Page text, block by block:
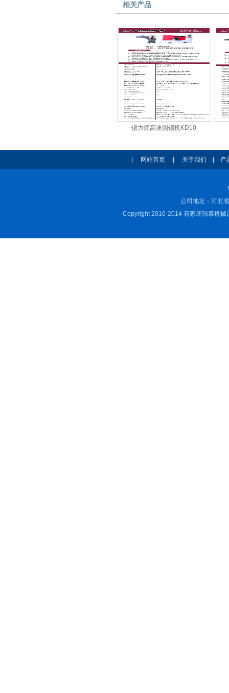
相关产品
锯力煌高速圆锯机KD10
网站首页| 关于我们 产
公司地址：河北
Copyright 2010-2014 石家庄强泰机